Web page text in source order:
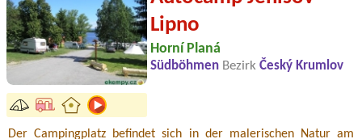
Lipno
Horní Planá
Südböhmen Bezirk Český Krumlov
Der Campingplatz befindet sich in der malerischen Natur am